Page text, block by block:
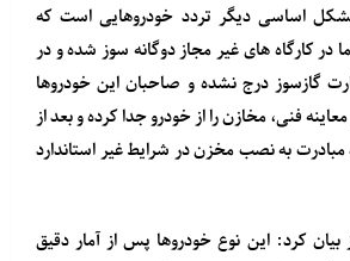
اساسی دیگر تردد خودروهایی است که
کارگاه های غیر مجاز دوگانه سوز شده و در
گازسوز درج نشده و صاحبان این خودروها
فنی، مخازن را از خودرو جدا کرده و بعد از
مبادرت به نصب مخزن در شرایط غیر استاندارد
بیان کرد: این نوع خودروها پس از آمار دقیق